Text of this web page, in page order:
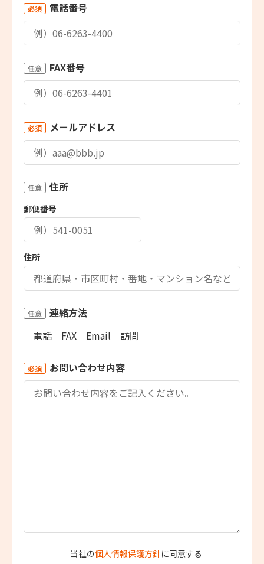
必須 電話番号
任意 FAX番号
必須 メールアドレス
任意 住所
郵便番号
住所
任意
連絡方法
電話
FAX Email 訪問
必須 お問い合わせ内容
当社の個人情報保護方針に同意する